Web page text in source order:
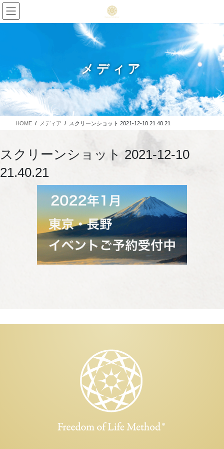
メディア
HOME メディア スクリーンショット 2021-12-10 21.40.21
スクリーンショット 2021-12-10
21.40.21